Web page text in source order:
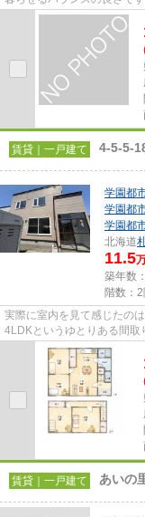
を気にする場面が比較的少...
賃貸｜一戸建て 4-5-5-
学園都
学園都
学園都
北海道
11.5
築年数
階数：2
実際に室内を見て感じたの
4LDKというゆとりある間取
らせるため、長く快適に住み
賃貸｜一戸建て あいの